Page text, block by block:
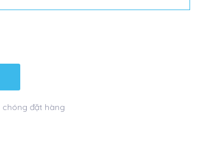
chóng đặt hàng